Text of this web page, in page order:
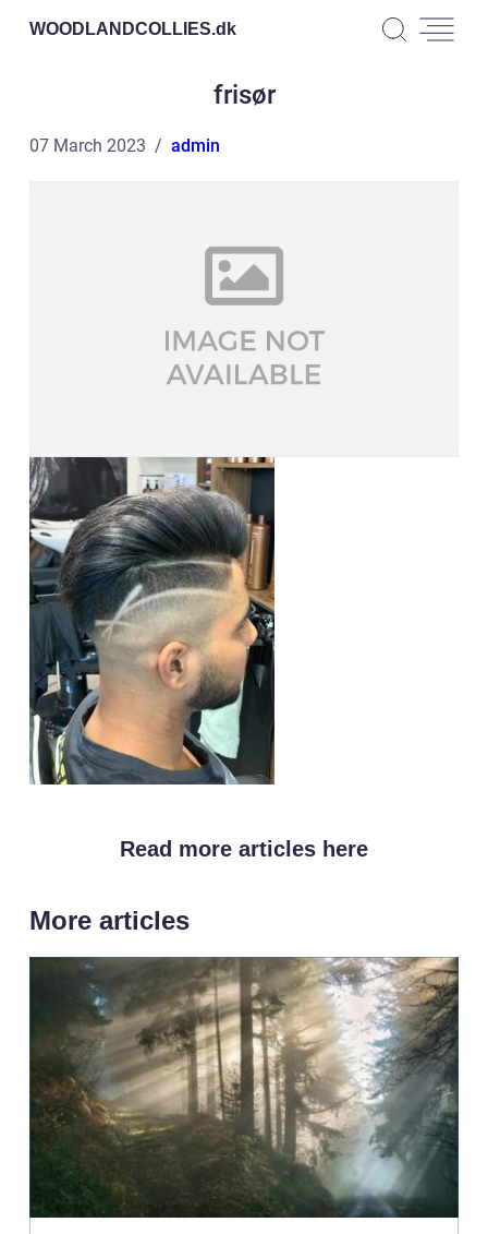
WOODLANDCOLLIES.dk
frisør
07 March 2023 admin
Read more articles here
More articles